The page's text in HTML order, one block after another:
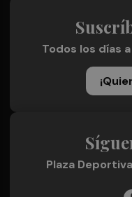
Todos los días
Plaza